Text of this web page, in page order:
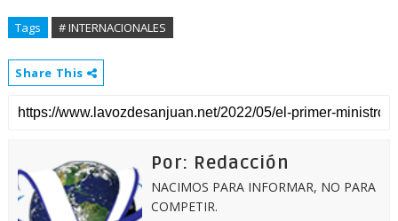
Tags # INTERNACIONALES
Share This
Por: Redacción
NACIMOS PARA INFORMAR, NO PARA
COMPETIR.